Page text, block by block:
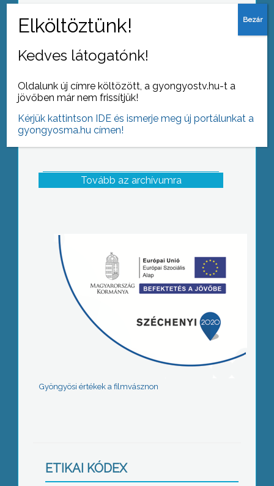
Régióban élő erdészek és vadászok
bor, pálinka és vadétel főzőversenye
Tovább az archívumra
Gyöngyösi értékek a filmvásznon
ETIKAI KÓDEX
Kedves látogatónk!
Oldalunk új címre költözött, a gyongyostv.hu-t a
jövőben már nem frissítjük!
Kérjük kattintson IDE és ismerje meg új portálunkat a
gyongyosma.hu címen!